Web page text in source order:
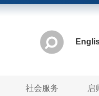
社会服务 启